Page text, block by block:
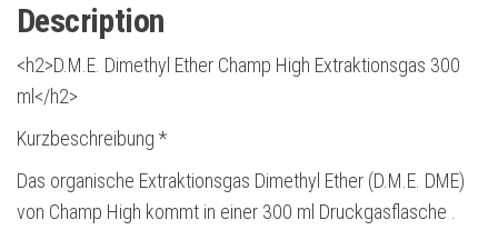
Description
<h2>D.M.E. Dimethyl Ether Champ High Extraktionsgas 300
ml</h2>
Kurzbeschreibung *
Das organische Extraktionsgas Dimethyl Ether (D.M.E. DME)
von Champ High kommt in einer 300 ml Druckgasflasche .